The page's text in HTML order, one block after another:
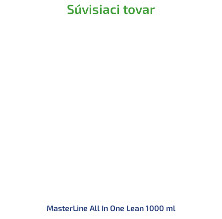
Súvisiaci tovar
MasterLine All In One Lean 1000 ml